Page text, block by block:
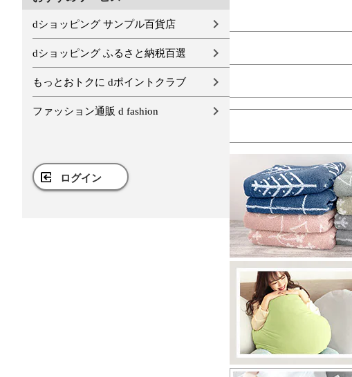
dショッピング サンプル百貨店
dショッピング ふるさと納税百選
もっとおトクに dポイントクラブ
ファッション通販 d fashion
ログイン